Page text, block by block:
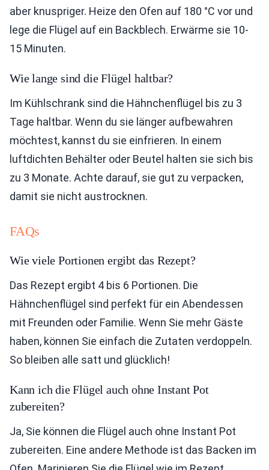
aber knuspriger. Heize den Ofen auf 180 °C vor und
lege die Flügel auf ein Backblech. Erwärme sie 10-
15 Minuten.
Wie lange sind die Flügel haltbar?
Im Kühlschrank sind die Hähnchenflügel bis zu 3
Tage haltbar. Wenn du sie länger aufbewahren
möchtest, kannst du sie einfrieren. In einem
luftdichten Behälter oder Beutel halten sie sich bis
zu 3 Monate. Achte darauf, sie gut zu verpacken,
damit sie nicht austrocknen.
FAQs
Wie viele Portionen ergibt das Rezept?
Das Rezept ergibt 4 bis 6 Portionen. Die
Hähnchenflügel sind perfekt für ein Abendessen
mit Freunden oder Familie. Wenn Sie mehr Gäste
haben, können Sie einfach die Zutaten verdoppeln.
So bleiben alle satt und glücklich!
Kann ich die Flügel auch ohne Instant Pot
zubereiten?
Ja, Sie können die Flügel auch ohne Instant Pot
zubereiten. Eine andere Methode ist das Backen im